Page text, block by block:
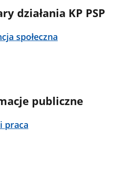
działania KP PSP
społeczna
publiczne
praca